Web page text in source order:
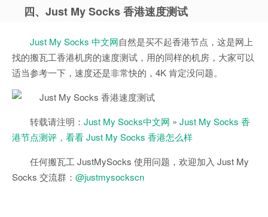
四、Just My Socks 香港速度测试
Just My Socks 中文网自然是买不起香港节点，这是网上
找的搬瓦工香港机房的速度测试，用的同样的机房，大家可以
适当参考一下，速度还是非常快的，4K 肯定没问题。
转载请注明： Just My Socks中文网 » Just My Socks 香
港节点测评，看看 Just My Socks 香港怎么样
任何搬瓦工 JustMySocks 使用问题，欢迎加入 Just My
Socks 交流群： @justmysockscn